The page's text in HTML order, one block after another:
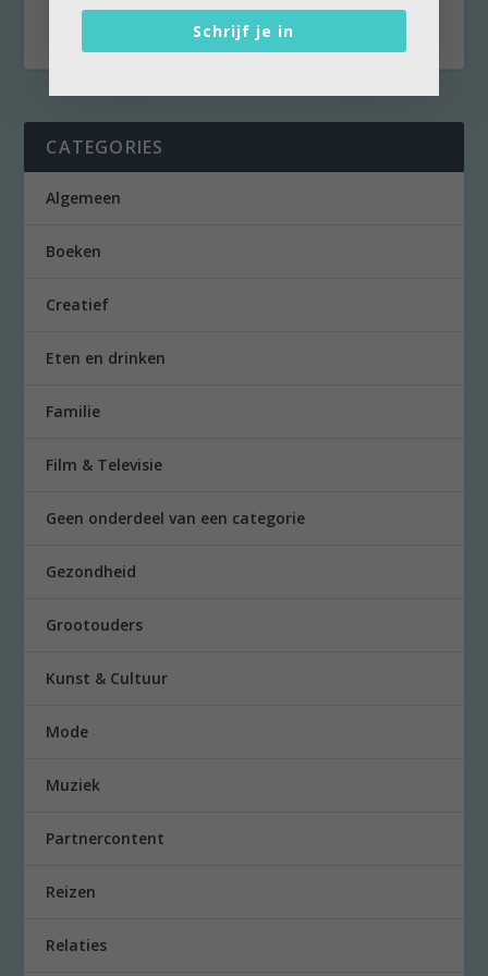
tegenwoordig...
CATEGORIES
Algemeen
Boeken
Creatief
Eten en drinken
Familie
Film & Televisie
Geen onderdeel van een categorie
Gezondheid
Grootouders
Kunst & Cultuur
Mode
Muziek
Partnercontent
Reizen
Relaties
Schrijf je in